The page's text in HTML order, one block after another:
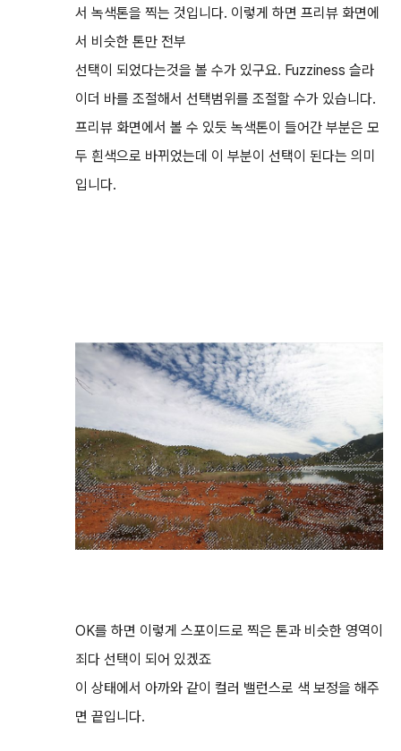
서 녹색톤을 찍는 것입니다. 이렇게 하면 프리뷰 화면에
서 비슷한 톤만 전부
선택이 되었다는것을 볼 수가 있구요. Fuzziness 슬라
이더 바를 조절해서 선택범위를 조절할 수가 있습니다.
프리뷰 화면에서 볼 수 있듯 녹색톤이 들어간 부분은 모
두 흰색으로 바뀌었는데 이 부분이 선택이 된다는 의미
입니다.
OK를 하면 이렇게 스포이드로 찍은 톤과 비슷한 영역이
죄다 선택이 되어 있겠죠
이 상태에서 아까와 같이 컬러 밸런스로 색 보정을 해주
면 끝입니다.